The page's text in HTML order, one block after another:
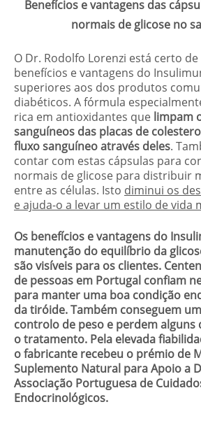
Benefícios e vantagens das
normais de glicose no
O Dr. Rodolfo Lorenzi está certo
benefícios e vantagens do
superiores aos dos produtos
diabéticos. A fórmula
rica em antioxidantes que limpam
sanguíneos das placas de
fluxo sanguíneo através deles.
contar com estas cápsulas para
normais de glicose para distribuir
entre as células. Isto diminui os
e ajuda-o a levar um estilo de vida
Os benefícios e vantagens do
manutenção do equilíbrio da
são visíveis para os clientes.
de pessoas em Portugal confiam
para manter uma boa condição
da tiróide. Também conseguem
controlo de peso e perdem
o tratamento. Pela elevada
o fabricante recebeu o prémio de
Suplemento Natural para Apoio a
Associação Portuguesa de
Endocrinológicos.